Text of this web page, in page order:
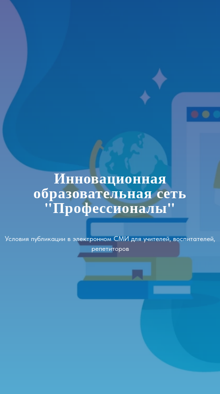
Инновационная
образовательная сеть
"Профессионалы"
Условия публикации в электронном СМИ для учителей, воспитателей,
репетиторов